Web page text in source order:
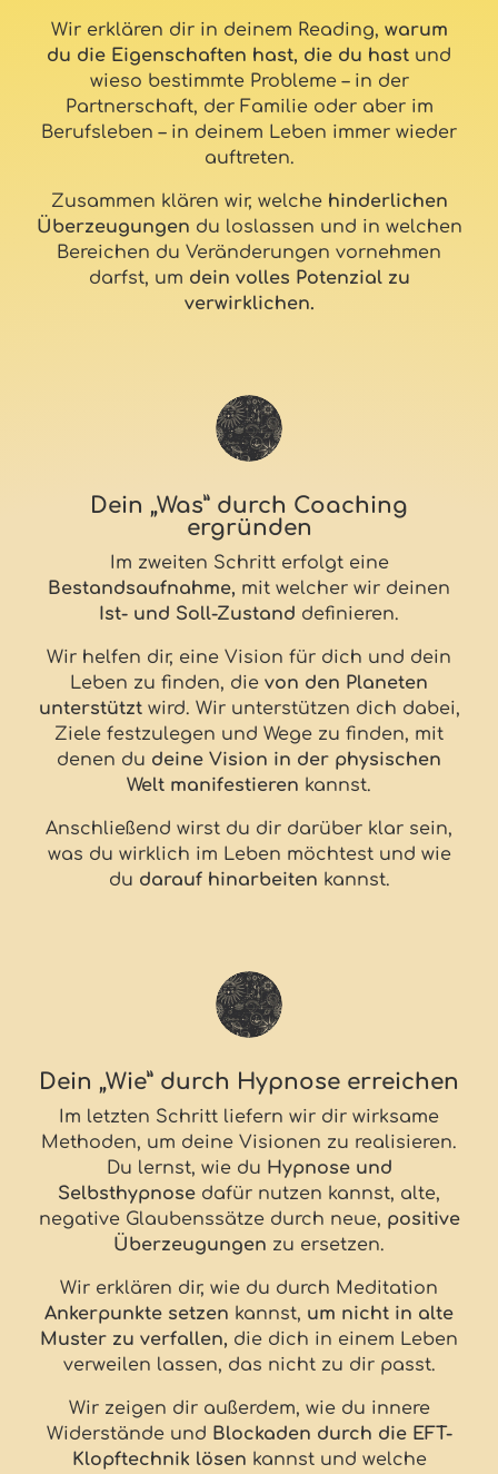
Wir erklären dir in deinem Reading, warum
du die Eigenschaften hast, die du hast und
wieso bestimmte Probleme – in der
Partnerschaft, der Familie oder aber im
Berufsleben – in deinem Leben immer wieder
auftreten.
Zusammen klären wir, welche hinderlichen
Überzeugungen du loslassen und in welchen
Bereichen du Veränderungen vornehmen
darfst, um dein volles Potenzial zu
verwirklichen.
Dein „Was” durch Coaching
ergründen
Im zweiten Schritt erfolgt eine
Bestandsaufnahme, mit welcher wir deinen
Ist- und Soll-Zustand definieren.
Wir helfen dir, eine Vision für dich und dein
Leben zu finden, die von den Planeten
unterstütztwird. Wir unterstützen dich dabei,
Ziele festzulegen und Wege zu finden, mit
denen du deine Vision in der physischen
Welt manifestieren kannst.
Anschließend wirst du dir darüber klar sein,
was du wirklich im Leben möchtest und wie
du darauf hinarbeiten kannst.
Dein „Wie” durch Hypnose erreichen
Im letzten Schritt liefern wir dir wirksame
Methoden, um deine Visionen zu realisieren.
Du lernst, wie du Hypnose und
Selbsthypnose dafür nutzen kannst, alte,
negative Glaubenssätze durch neue, positive
Überzeugungen zu ersetzen.
Wir erklären dir, wie du durch Meditation
Ankerpunkte setzen kannst, um nicht in alte
Muster zu verfallen, die dich in einem Leben
verweilen lassen, das nicht zu dir passt.
Wir zeigen dir außerdem, wie du innere
Widerstände und Blockaden durch die EFT-
Klopftechnik lösen kannst und welche